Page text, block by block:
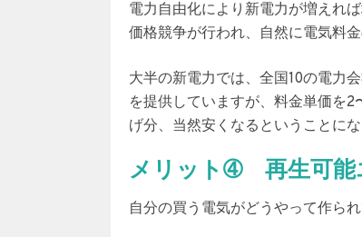
電力自由化により新電力が増えれ
価格競争が行われ、自然に電気料
大半の新電力では、全国10の電力
を提供していますが、 料金単価を2
げ分、当然安くなる ということにな
メリット➃ 再生可能
自分の買う電気がどうやって作ら